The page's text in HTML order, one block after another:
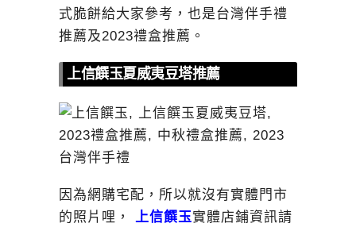
式脆餅給大家參考，也是台灣伴手禮
推薦及2023禮盒推薦。
上信饌玉夏威夷豆塔推薦
因為網購宅配，所以就沒有實體門市
的照片哩， 上信饌玉實體店鋪資訊請